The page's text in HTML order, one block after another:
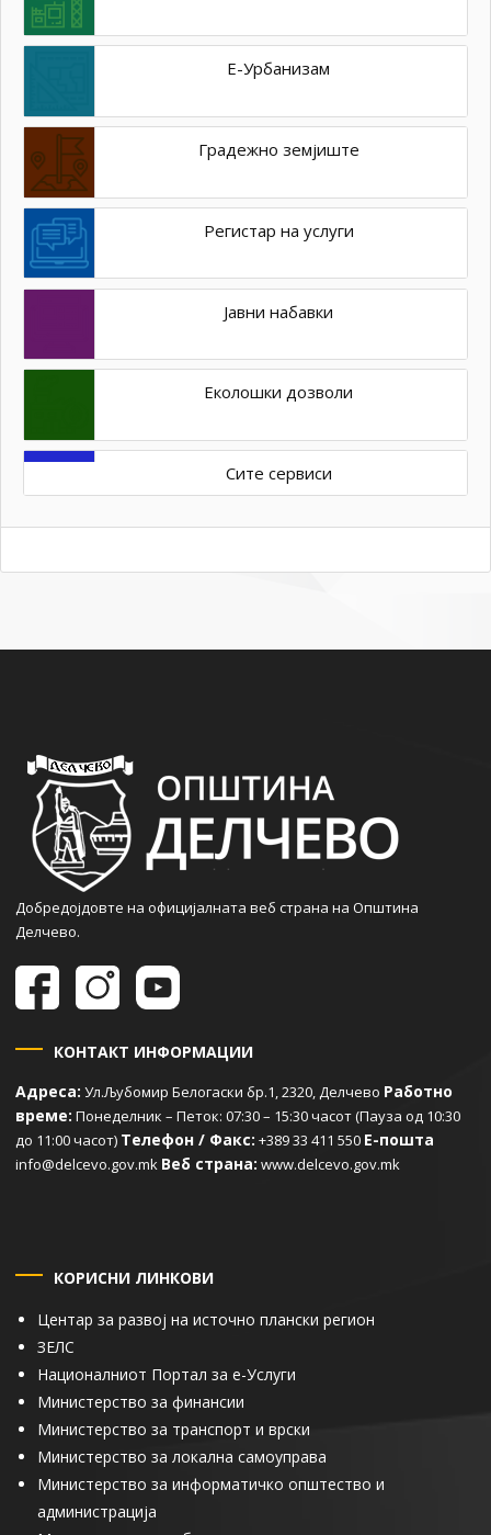
Е-Урбанизам
Градежно земјиште
Регистар на услуги
Јавни набавки
Еколошки дозволи
Сите сервиси
Добредојдовте на официјалната веб страна на Општина
Делчево.
КОНТАКТ ИНФОРМАЦИИ
Адреса: Ул.Љубомир Белогаски бр.1, 2320, Делчево Работно
време: Понеделник – Петок: 07:30 – 15:30 часот (Пауза од 10:30
до 11:00 часот) Телефон / Факс: +389 33 411 550 Е-пошта
info@delcevo.gov.mk Веб страна: www.delcevo.gov.mk
КОРИСНИ ЛИНКОВИ
Центар за развој на источно плански регион
ЗЕЛС
Националниот Портал за е-Услуги
Министерство за финансии
Министерство за транспорт и врски
Министерство за локална самоуправа
Министерство за информатичко општество и
администрација